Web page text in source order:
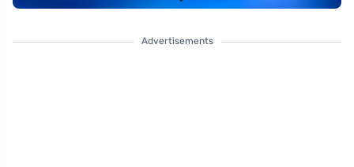
Advertisements